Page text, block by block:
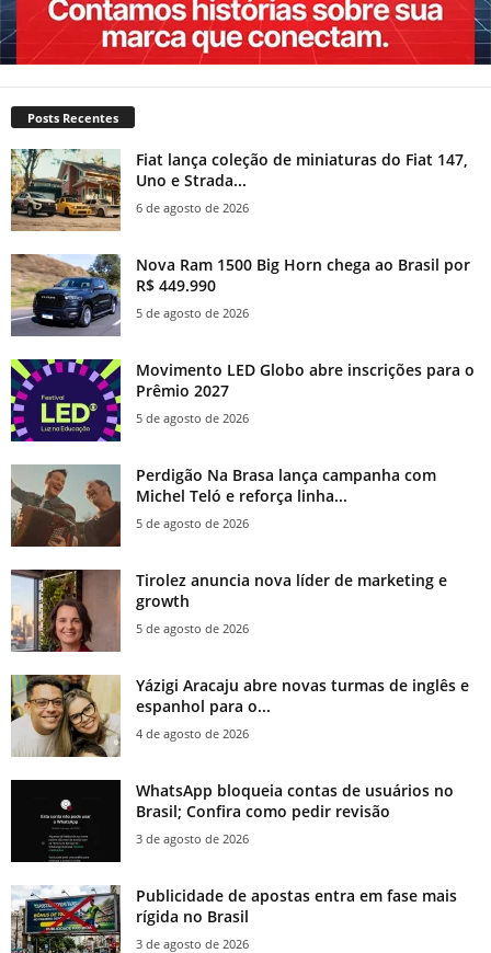
Posts Recentes
Fiat lança coleção de miniaturas do Fiat 147,
Uno e Strada...
6 de agosto de 2026
Nova Ram 1500 Big Horn chega ao Brasil por
R$ 449.990
5 de agosto de 2026
Movimento LED Globo abre inscrições para o
Prêmio 2027
5 de agosto de 2026
Perdigão Na Brasa lança campanha com
Michel Teló e reforça linha...
5 de agosto de 2026
Tirolez anuncia nova líder de marketing e
growth
5 de agosto de 2026
Yázigi Aracaju abre novas turmas de inglês e
espanhol para o...
4 de agosto de 2026
WhatsApp bloqueia contas de usuários no
Brasil; Confira como pedir revisão
3 de agosto de 2026
Publicidade de apostas entra em fase mais
rígida no Brasil
3 de agosto de 2026